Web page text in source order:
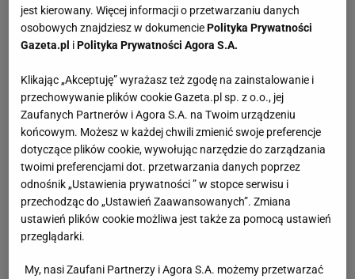
jest kierowany. Więcej informacji o przetwarzaniu danych
osobowych znajdziesz w dokumenciePolityka Prywatności
Gazeta.pl iPolityka Prywatności Agora S.A.
Klikając „Akceptuję” wyrażasz też zgodę na zainstalowanie i
przechowywanie plików cookie Gazeta.pl sp. z o.o., jej
Zaufanych Partnerów i Agora S.A. na Twoim urządzeniu
końcowym. Możesz w każdej chwili zmienić swoje preferencje
dotyczące plików cookie, wywołując narzędzie do zarządzania
twoimi preferencjami dot. przetwarzania danych poprzez
odnośnik „Ustawienia prywatności ” w stopce serwisu i
przechodząc do „Ustawień Zaawansowanych”. Zmiana
ustawień plików cookie możliwa jest także za pomocą ustawień
przeglądarki.
My, nasi Zaufani Partnerzy i Agora S.A. możemy przetwarzać